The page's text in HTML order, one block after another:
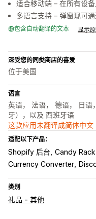
适合移动端 – 在所有设
多语言支持 – 弹窗现可
包含自动翻译的文本 显示
深受您的同类商店的喜爱
位于美国
语言
英语， 法语， 德语， 日语
牙），以及 西班牙语
这款应用未翻译成简体中文
适配以下产品：
Shopify 后台 Candy Rack
Currency Converter
类别
礼品 - 其他